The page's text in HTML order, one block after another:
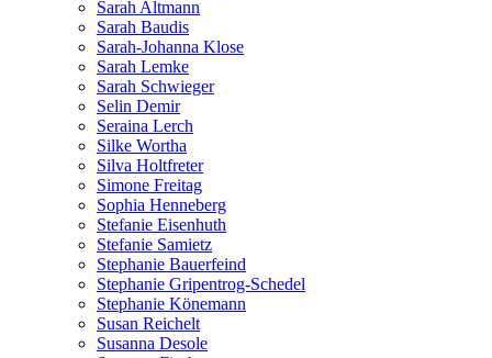
Sarah Altmann
Sarah Baudis
Sarah-Johanna Klose
Sarah Lemke
Sarah Schwieger
Selin Demir
Seraina Lerch
Silke Wortha
Silva Holtfreter
Simone Freitag
Sophia Henneberg
Stefanie Eisenhuth
Stefanie Samietz
Stephanie Bauerfeind
Stephanie Gripentrog-Schedel
Stephanie Könemann
Susan Reichelt
Susanna Desole